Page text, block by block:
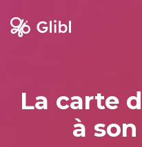
La carte
à